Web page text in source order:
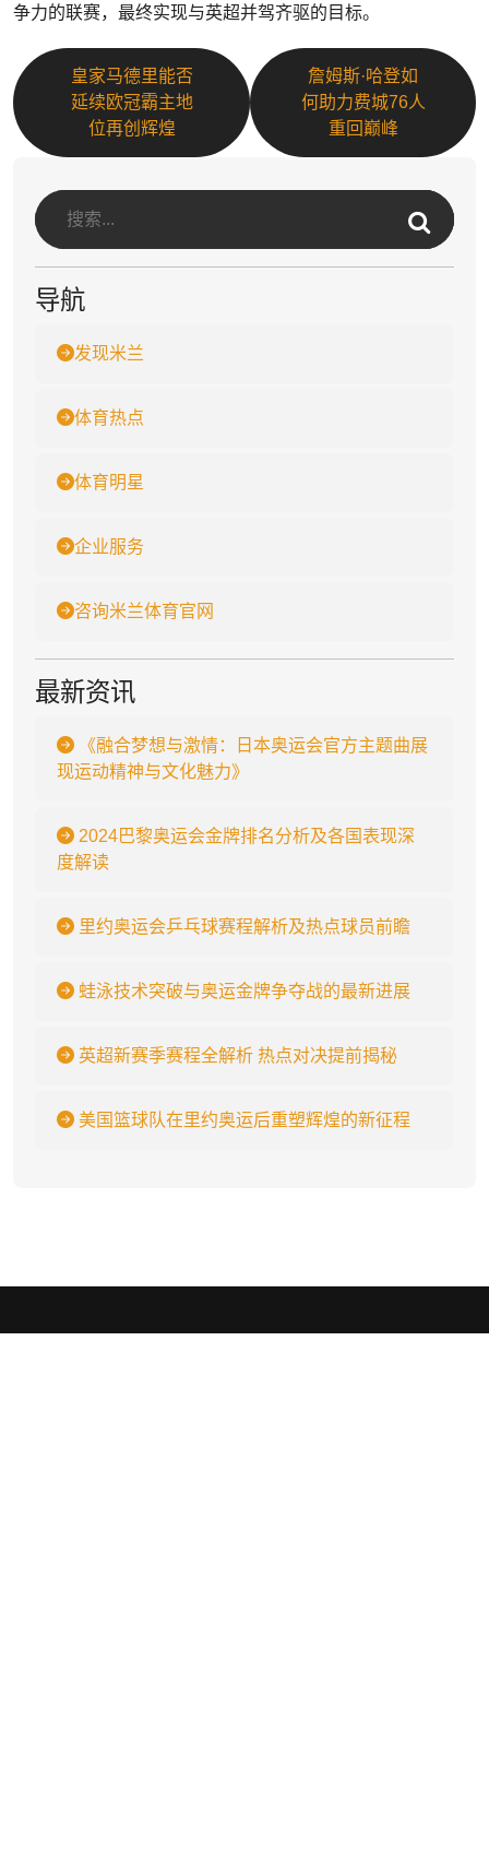
争力的联赛，最终实现与英超并驾齐驱的目标。
皇家马德里能否
延续欧冠霸主地
位再创辉煌
詹姆斯·哈登如
何助力费城76人
重回巅峰
导航
发现米兰
体育热点
体育明星
企业服务
咨询米兰体育官网
最新资讯
《融合梦想与激情：日本奥运会官方主题曲展
现运动精神与文化魅力》
2024巴黎奥运会金牌排名分析及各国表现深
度解读
里约奥运会乒乓球赛程解析及热点球员前瞻
蛙泳技术突破与奥运金牌争夺战的最新进展
英超新赛季赛程全解析 热点对决提前揭秘
美国篮球队在里约奥运后重塑辉煌的新征程